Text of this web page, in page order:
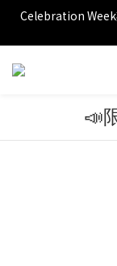
Celebration Week
📣